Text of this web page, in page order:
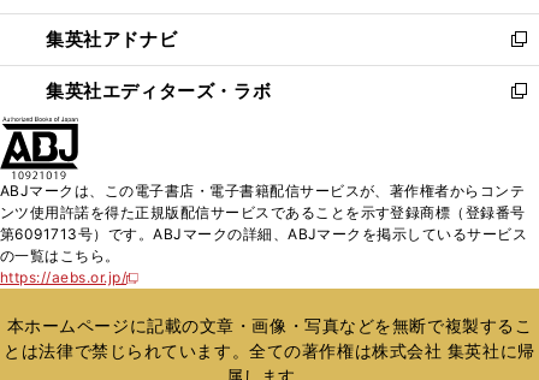
開
く
ウ
で
開
く
ン
ド
ウ
で
ウ
ィ
ン
ド
く
集英社アドナビ
新
し
い
ド
ウ
で
集英社エディターズ・ラボ
新
ィ
ン
ド
開
く
ABJマークは、この電子書店・電子書籍配信サービスが、著作権者からコンテ
ンツ使用許諾を得た正規版配信サービスであることを示す登録商標（登録番号
第6091713号）です。ABJマークの詳細、ABJマークを掲示しているサービス
の一覧はこちら。
https://aebs.or.jp/
新
い
ウ
ィ
本ホームページに記載の文章・画像・写真などを無断で複製するこ
とは法律で禁じられています。全ての著作権は株式会社 集英社に帰